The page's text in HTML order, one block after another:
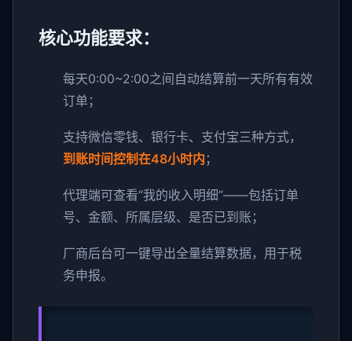
核心功能要求：
每天0:00~2:00之间自动结算前一天所有有效
订单；
支持微信零钱、银行卡、支付宝三种方式，
到账时间控制在48小时内；
代理端可查看“我的收入明细”——包括订单
号、金额、所属层级、是否已到账；
厂商后台可一键导出全量结算数据，用于税
务申报。